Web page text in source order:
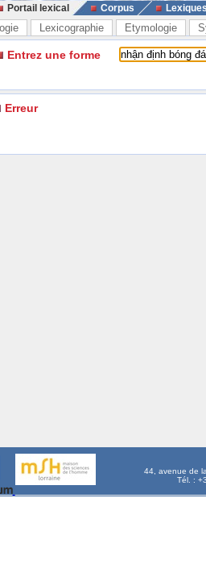
Portail lexical Corpus
Lexicographie Etymologie
Entrez une forme
Erreur
44, avenue de
Tél. :